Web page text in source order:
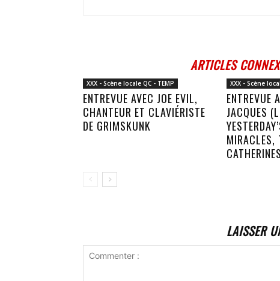
ARTICLES
XXX - Scène locale QC - TEMP
ENTREVUE AVEC JOE EVIL,
CHANTEUR ET CLAVIÉRISTE
DE GRIMSKUNK
XXX - Scène
ENTREVUE
JACQUES
MIRACLES,
LAISSER